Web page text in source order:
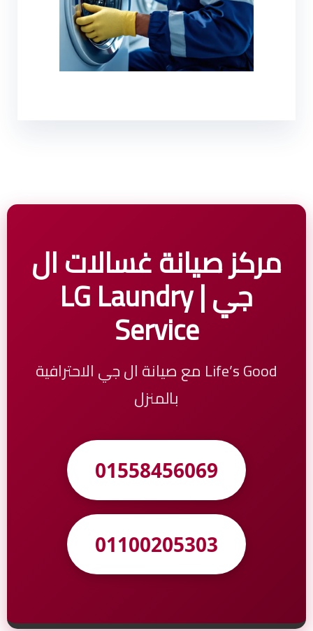
مركز صيانة غسالات ال
جي | LG Laundry
Service
Life’s Good مع صيانة ال جي الاحترافية
بالمنزل
01558456069
01100205303